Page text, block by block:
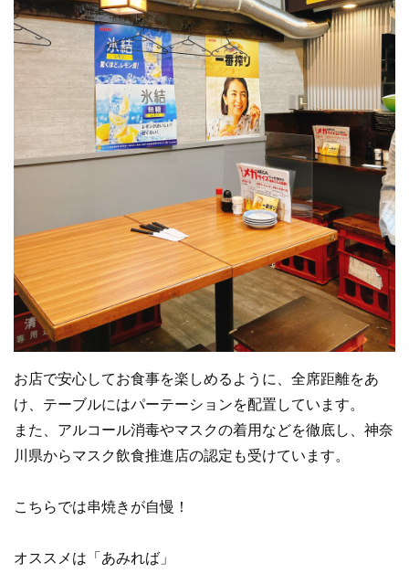
お店で安心してお食事を楽しめるように、全席距離をあ
け、 テーブルにはパーテーションを配置しています。
また、アルコール消毒やマスクの着用などを徹底し、神奈
川県からマスク飲食推進店の認定も受けています。
こちらでは串焼きが自慢！
オススメは「あみれば」